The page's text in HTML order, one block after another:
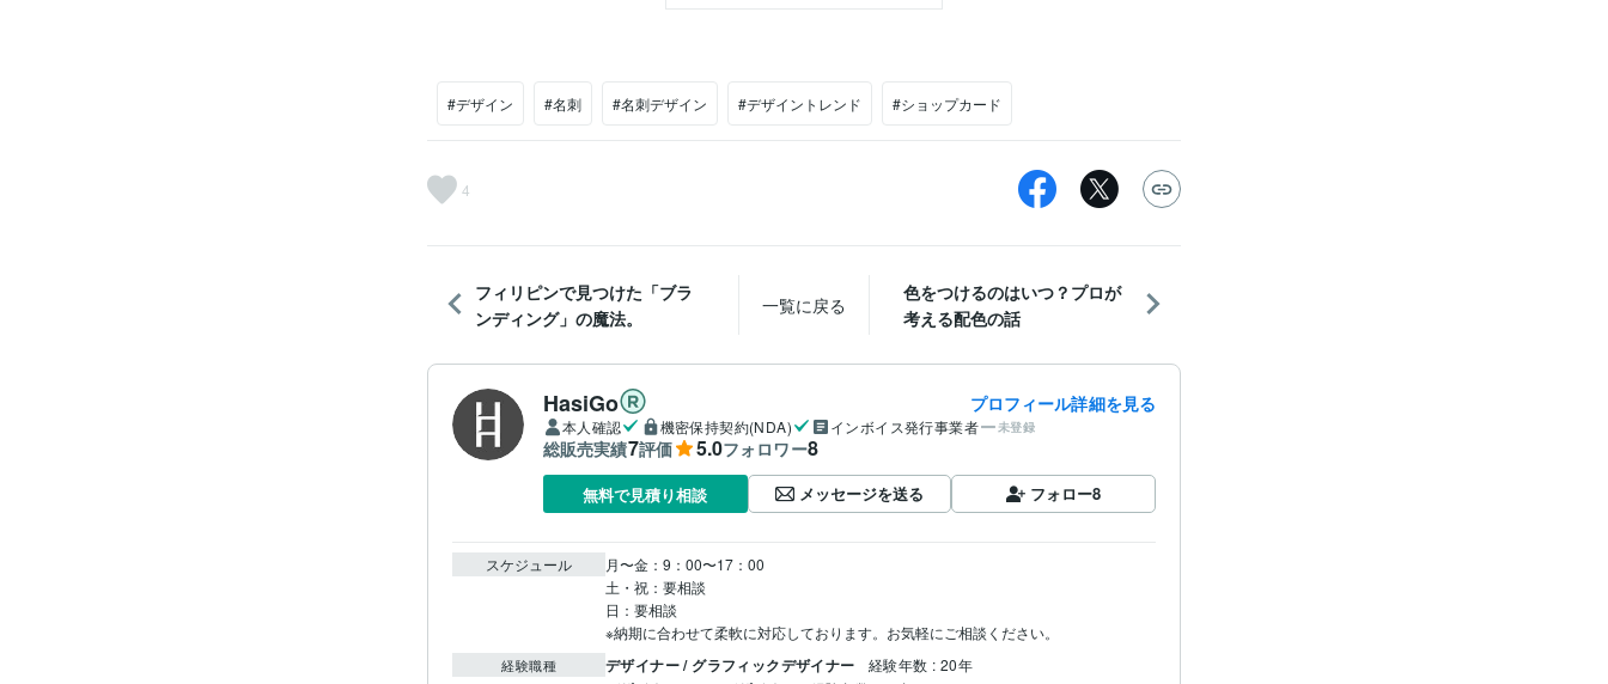
#デザイン #名刺 #名刺デザイン #デザイントレンド #ショップカード
4
フィリピンで見つけた「ブラ
ンディング」の魔法。
一覧に戻る
色をつけるのはいつ？プロが
考える配色の話
HasiGo プロフィール詳細を見る
本人確認 機密保持契約(NDA) インボイス発行事業者 未登録
総販売実績7評価 5.0フォロワー8
無料で見積り相談 メッセージを送る フォロー8
スケジュール
月〜金：9：00〜17：00
土・祝：要相談
日：要相談
※納期に合わせて柔軟に対応しております。お気軽にご相談ください。
経験職種 デザイナー / グラフィックデザイナー 経験年数 : 20年